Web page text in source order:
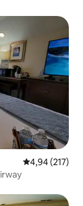
5 üzerinden
4,94 (217)